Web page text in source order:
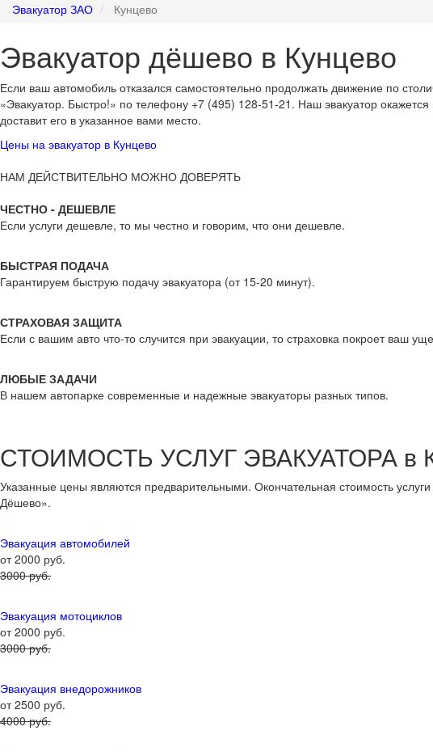
Эвакуатор ЗАО
Кунцево
Эвакуатор дёшево в Кунцево
Если ваш автомобиль отказался самостоятельно продолжать движение по
«Эвакуатор. Быстро!» по телефону +7 (495) 128-51-21. Наш эвакуатор
доставит его в указанное вами место.
Цены на эвакуатор в Кунцево
НАМ ДЕЙСТВИТЕЛЬНО МОЖНО ДОВЕРЯТЬ
ЧЕСТНО - ДЕШЕВЛЕ
Если услуги дешевле, то мы честно и говорим, что они дешевле.
БЫСТРАЯ ПОДАЧА
Гарантируем быструю подачу эвакуатора (от 15-20 минут).
СТРАХОВАЯ ЗАЩИТА
Если с вашим авто что-то случится при эвакуации, то страховка покроет ваш
ЛЮБЫЕ ЗАДАЧИ
В нашем автопарке современные и надежные эвакуаторы разных типов.
СТОИМОСТЬ УСЛУГ ЭВАКУАТОРА в
Указанные цены являются предварительными. Окончательная стоимость
Дёшево».
Эвакуация автомобилей
от 2000 руб.
3000 руб.
Эвакуация мотоциклов
от 2000 руб.
3000 руб.
Эвакуация внедорожников
от 2500 руб.
4000 руб.